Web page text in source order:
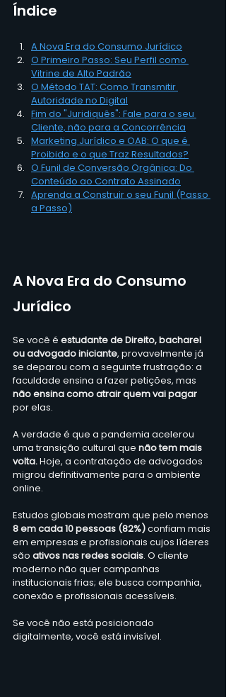
Índice
A Nova Era do Consumo Jurídico
O Primeiro Passo: Seu Perfil como
Vitrine de Alto Padrão
O Método TAT: Como Transmitir
Autoridade no Digital
Fim do "Juridiquês": Fale para o seu
Cliente, não para a Concorrência
Marketing Jurídico e OAB: O que é
Proibido e o que Traz Resultados?
O Funil de Conversão Orgânica: Do
Conteúdo ao Contrato Assinado
Aprenda a Construir o seu Funil (Passo
a Passo)
A Nova Era do Consumo
Jurídico
Se você é estudante de Direito, bacharel
ou advogado iniciante, provavelmente já
se deparou com a seguinte frustração: a
faculdade ensina a fazer petições, mas
não ensina como atrair quem vai pagar
por elas.
A verdade é que a pandemia acelerou
uma transição cultural que não tem mais
volta. Hoje, a contratação de advogados
migrou definitivamente para o ambiente
online.
Estudos globais mostram que pelo menos
8 em cada 10 pessoas (82%) confiam mais
em empresas e profissionais cujos líderes
são ativos nas redes sociais. O cliente
moderno não quer campanhas
institucionais frias; ele busca companhia,
conexão e profissionais acessíveis.
Se você não está posicionado
digitalmente, você está invisível.